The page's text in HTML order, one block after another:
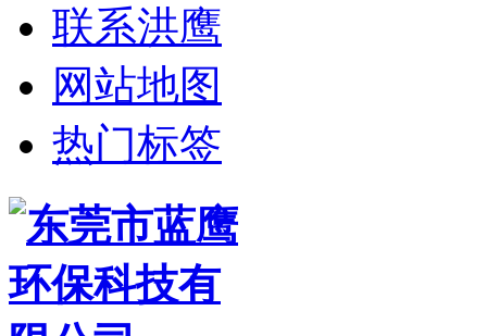
联系洪鹰
网站地图
热门标签